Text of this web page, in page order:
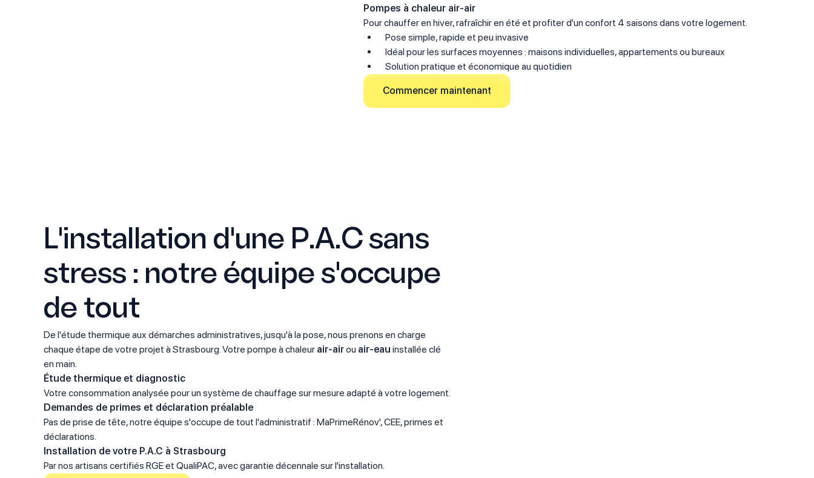
Pompes à chaleur air-air
Pour chauffer en hiver, rafraîchir en été et profiter d'un confort 4 saisons dans votre logement.
Pose simple, rapide et peu invasive
Idéal pour les surfaces moyennes : maisons individuelles, appartements ou bureaux
Solution pratique et économique au quotidien
Commencer maintenant
L'installation d'une P.A.C sans
stress : notre équipe s'occupe
de tout
De l'étude thermique aux démarches administratives, jusqu'à la pose, nous prenons en charge
chaque étape de votre projet à Strasbourg. Votre pompe à chaleur air-airou air-eau installée clé
en main.
Étude thermique et diagnostic
Votre consommation analysée pour un système de chauffage sur mesure adapté à votre logement.
Demandes de primes et déclaration préalable
Pas de prise de tête, notre équipe s'occupe de tout l'administratif : MaPrimeRénov', CEE, primes et
déclarations.
Installation de votre P.A.C à Strasbourg
Par nos artisans certifiés RGE et QualiPAC, avec garantie décennale sur l'installation.